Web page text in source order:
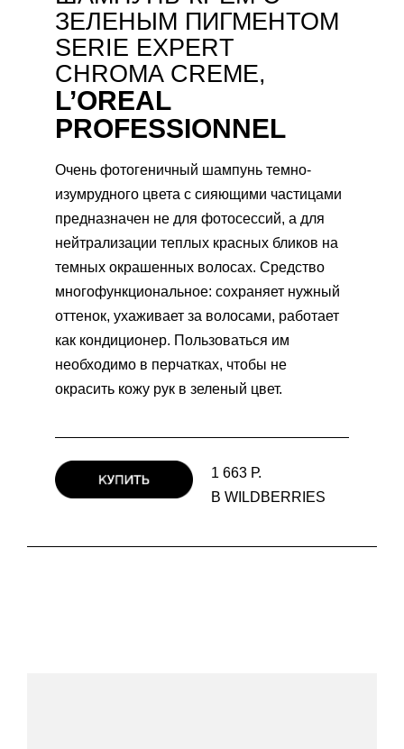
ЗЕЛЕНЫМ ПИГМЕНТОМ
SERIE EXPERT
CHROMA CREME,
L’OREAL
PROFESSIONNEL
Очень фотогеничный шампунь темно-
изумрудного цвета с сияющими частицами
предназначен не для фотосессий, а для
нейтрализации теплых красных бликов на
темных окрашенных волосах. Средство
многофункциональное: сохраняет нужный
оттенок, ухаживает за волосами, работает
как кондиционер. Пользоваться им
необходимо в перчатках, чтобы не
окрасить кожу рук в зеленый цвет.
1 663 Р.
В WILDBERRIES